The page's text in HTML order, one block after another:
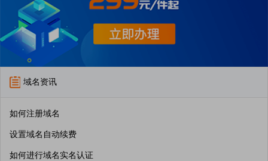
域名资讯
如何注册域名
设置域名自动续费
如何进行域名实名认证